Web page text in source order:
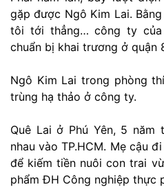
gặp được Ngô Kim Lai.
tôi tới thẳng… công ty của
chuẩn bị khai trương ở quận
Ngô Kim Lai trong phòng
trùng hạ thảo ở công ty.
Quê Lai ở Phú Yên, 5
nhau vào TP.HCM. Mẹ cậu
để kiếm tiền nuôi con trai
phẩm ĐH Công nghiệp thực